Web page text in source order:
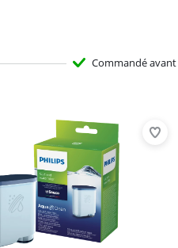
Commandé avant